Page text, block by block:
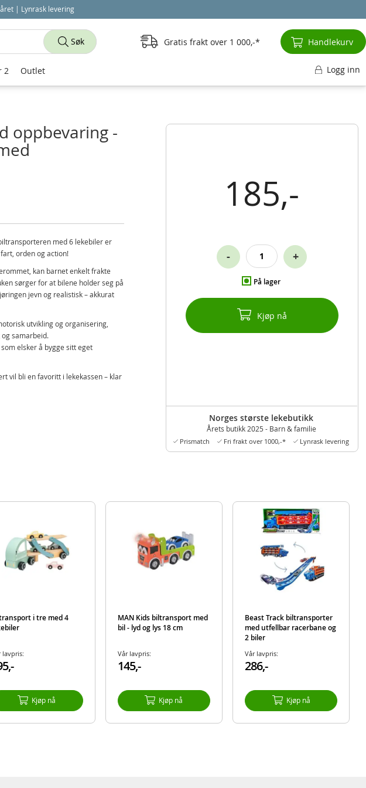
| Lynrask levering
185,-
På lager
- +
Kjøp nå
Norges største lekebutikk
Årets butikk 2025 - Barn & familie
Prismatch Fri frakt over 1000,-* Lynrask levering
oppbevaring -
med 6 lekebiler er
orden og action!
kan barnet enkelt frakte
sørger for at bilene holder seg på
jevn og realistisk – akkurat
utvikling og organisering,
samarbeid.
elsker å bygge sitt eget
vil bli en favoritt i lekekassen – klar
bildet.
i tre med 4
lavpris:
Kjøp nå
MAN Kids biltransport med
bil - lyd og lys 18 cm
Vår lavpris:
145,-
Kjøp nå
Beast Track biltransporter
med utfellbar racerbane og
2 biler
Vår lavpris:
286,-
Kjøp nå
Søk Gratis frakt over 1 000,- Handlekurv
2 Outlet Logg inn